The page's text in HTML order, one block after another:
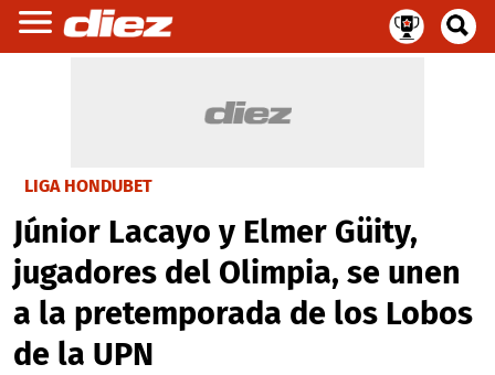
LIGA HONDUBET
Júnior Lacayo y Elmer Güity,
jugadores del Olimpia, se unen
a la pretemporada de los Lobos
de la UPN